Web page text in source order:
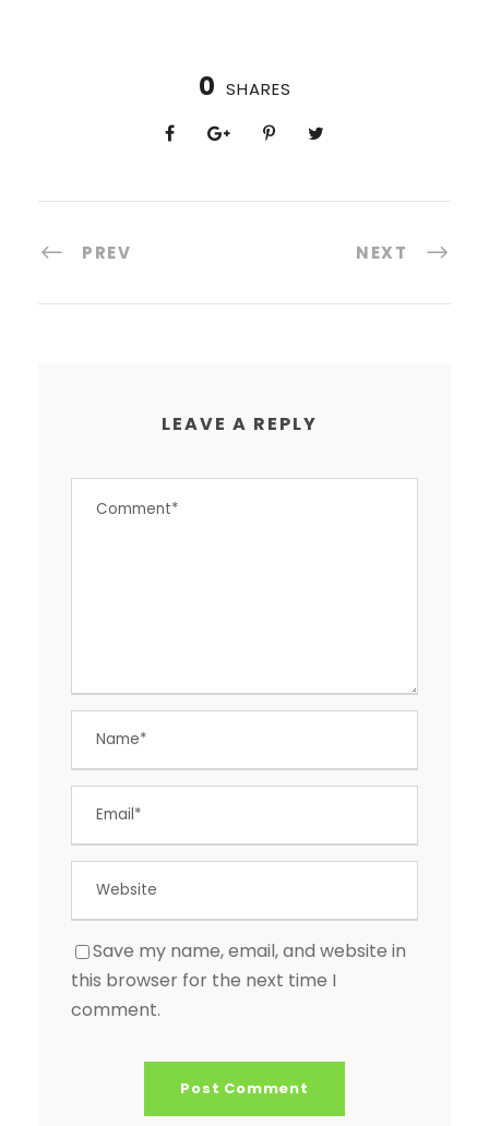
0 SHARES
PREV NEXT
LEAVE A REPLY
Save my name, email, and website in
this browser for the next time I
comment.